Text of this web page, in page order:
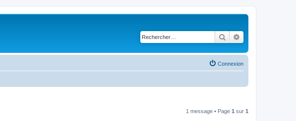
Rechercher
Connexion
1 message • Page 1 sur 1